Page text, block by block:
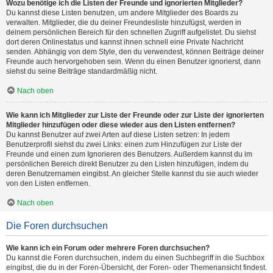
Wozu benötige ich die Listen der Freunde und ignorierten Mitglieder?
Du kannst diese Listen benutzen, um andere Mitglieder des Boards zu
verwalten. Mitglieder, die du deiner Freundesliste hinzufügst, werden in
deinem persönlichen Bereich für den schnellen Zugriff aufgelistet. Du siehst
dort deren Onlinestatus und kannst ihnen schnell eine Private Nachricht
senden. Abhängig von dem Style, den du verwendest, können Beiträge deiner
Freunde auch hervorgehoben sein. Wenn du einen Benutzer ignorierst, dann
siehst du seine Beiträge standardmäßig nicht.
Nach oben
Wie kann ich Mitglieder zur Liste der Freunde oder zur Liste der ignorierten
Mitglieder hinzufügen oder diese wieder aus den Listen entfernen?
Du kannst Benutzer auf zwei Arten auf diese Listen setzen: In jedem
Benutzerprofil siehst du zwei Links: einen zum Hinzufügen zur Liste der
Freunde und einen zum Ignorieren des Benutzers. Außerdem kannst du im
persönlichen Bereich direkt Benutzer zu den Listen hinzufügen, indem du
deren Benutzernamen eingibst. An gleicher Stelle kannst du sie auch wieder
von den Listen entfernen.
Nach oben
Die Foren durchsuchen
Wie kann ich ein Forum oder mehrere Foren durchsuchen?
Du kannst die Foren durchsuchen, indem du einen Suchbegriff in die Suchbox
eingibst, die du in der Foren-Übersicht, der Foren- oder Themenansicht findest.